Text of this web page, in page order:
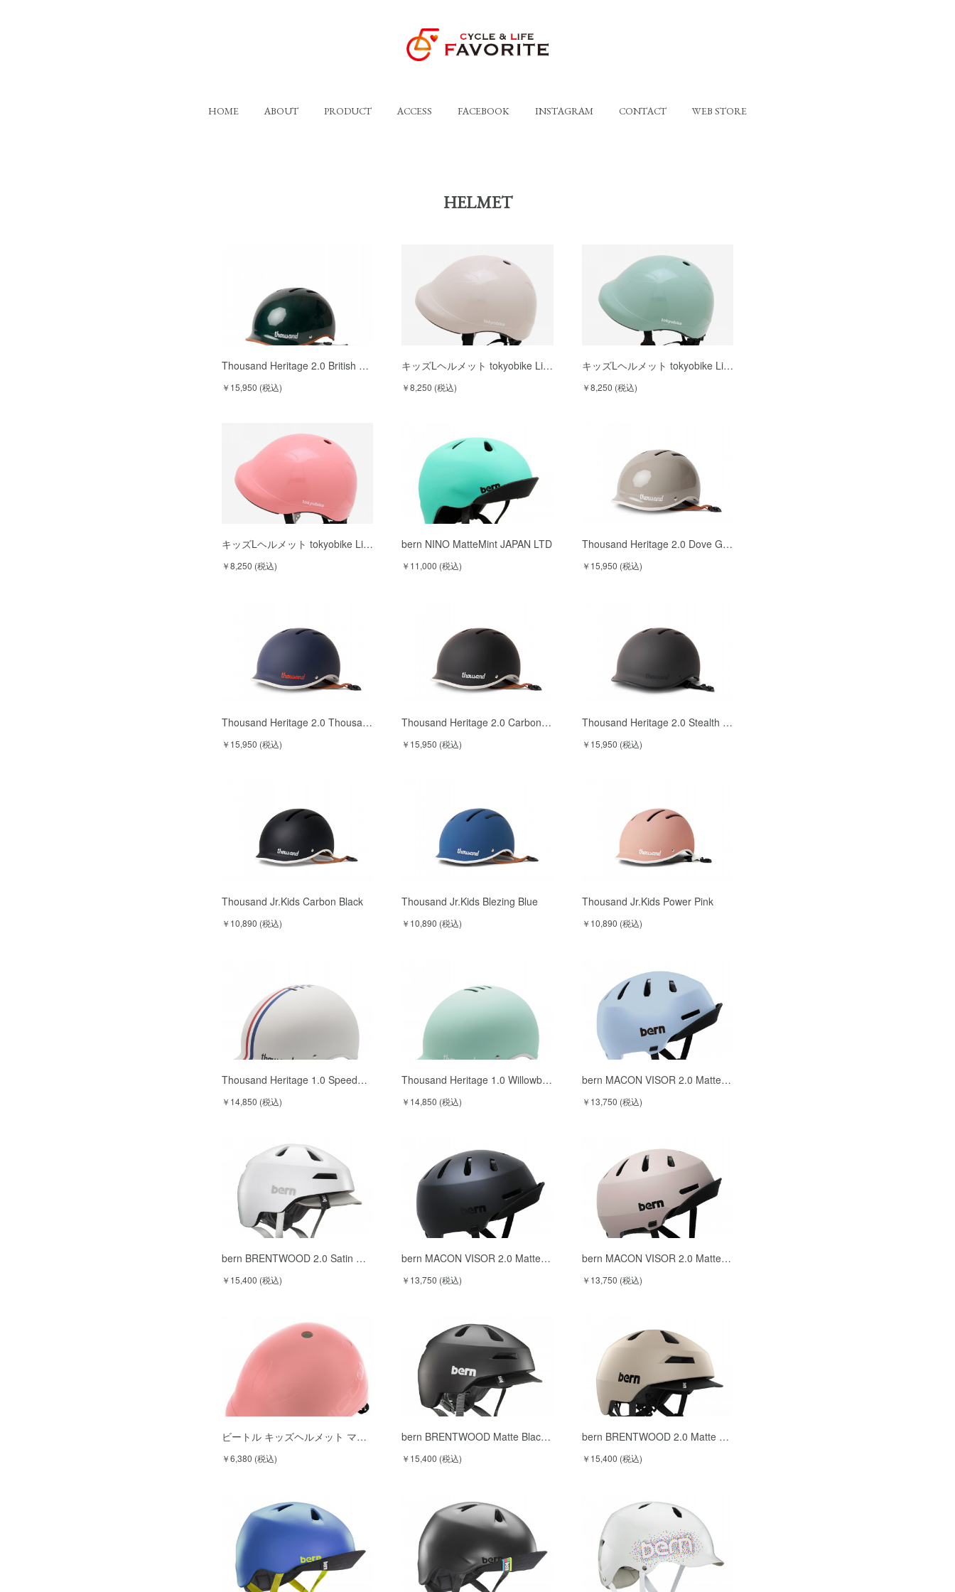
HOME ABOUT PRODUCT ACCESS FACEBOOK INSTAGRAM CONTACT WEB STORE
HELMET
Thousand Heritage 2.0 British …
￥15,950 (税込)
キッズLヘルメット tokyobike Li…
￥8,250 (税込)
キッズLヘルメット tokyobike Li…
￥8,250 (税込)
キッズLヘルメット tokyobike Li…
￥8,250 (税込)
bern NINO MatteMint JAPAN LTD
￥11,000 (税込)
Thousand Heritage 2.0 Dove G…
￥15,950 (税込)
Thousand Heritage 2.0 Thousa…
￥15,950 (税込)
Thousand Heritage 2.0 Carbon…
￥15,950 (税込)
Thousand Heritage 2.0 Stealth …
￥15,950 (税込)
Thousand Jr.Kids Carbon Black
￥10,890 (税込)
Thousand Jr.Kids Blezing Blue
￥10,890 (税込)
Thousand Jr.Kids Power Pink
￥10,890 (税込)
Thousand Heritage 1.0 Speed…
￥14,850 (税込)
Thousand Heritage 1.0 Willowb…
￥14,850 (税込)
bern MACON VISOR 2.0 Matte…
￥13,750 (税込)
bern BRENTWOOD 2.0 Satin …
￥15,400 (税込)
bern MACON VISOR 2.0 Matte…
￥13,750 (税込)
bern MACON VISOR 2.0 Matte…
￥13,750 (税込)
ビートル キッズヘルメット マ…
￥6,380 (税込)
bern BRENTWOOD Matte Blac…
￥15,400 (税込)
bern BRENTWOOD 2.0 Matte …
￥15,400 (税込)